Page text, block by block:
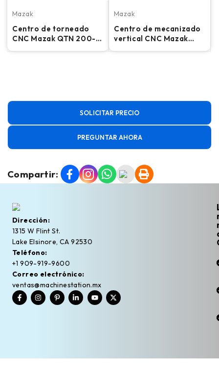
Mazak
Centro de torneado
CNC Mazak QTN 200-II
Mazak
Centro de mecanizado
vertical CNC Mazak
SOLICITAR PRECIO
PREGUNTAR AHORA
Compartir:
Dirección:
1315 W Flint St.
Lake Elsinore, CA 92530
Teléfono:
+1 909-919-9600
Correo electrónico:
ventas@machinestation.mx